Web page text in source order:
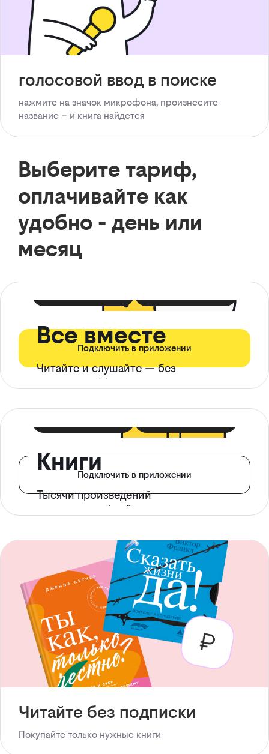
голосовой ввод в поиске
нажмите на значок микрофона, произнесите
название – и книга найдется
Выберите тариф,
оплачивайте как
удобно - день или
месяц
Все вместе
Читайте и слушайте — без
ограничений*
Подключить в приложении
Книги
Тысячи произведений
с доступом офлайн
Подключить в приложении
Читайте без подписки
Покупайте только нужные книги